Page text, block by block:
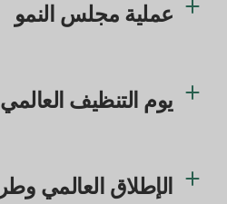
عملية مجلس النمو
يوم التنظيف العالمي